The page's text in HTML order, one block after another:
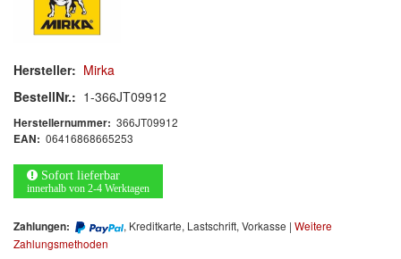
Arbeitsschutz
Luftfilter
Mischfarben
Restposten
Informationsmaterial
MARKEN
Hersteller: Mirka
BestellNr.: 1-366JT09912
Herstellernummer: 366JT09912
EAN: 06416868665253
Sofort lieferbar
innerhalb von 2-4 Werktagen
Zahlungen: , Kreditkarte, Lastschrift, Vorkasse | Weitere
Zahlungsmethoden